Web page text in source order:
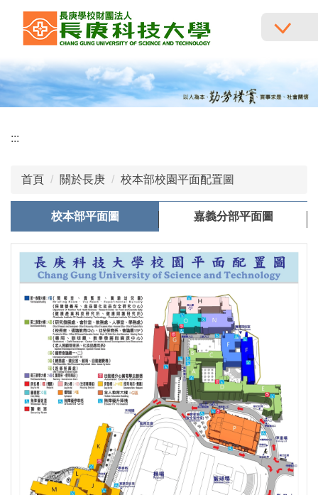
要
內
容
:::
首頁 關於長庚 校本部校園平面配置圖
校本部平面圖 嘉義分部平面圖